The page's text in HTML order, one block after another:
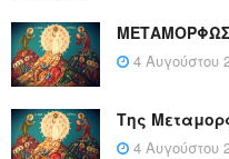
4 Αυγούστου
Της
4 Αυγούστου